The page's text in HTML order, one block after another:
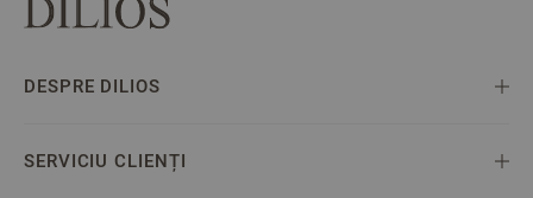
DESPRE DILIOS
SERVICIU CLIENȚI